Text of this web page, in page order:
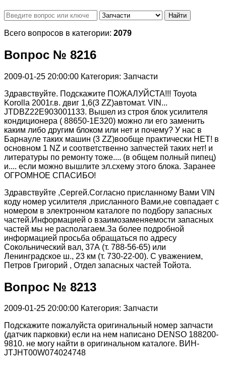
Найти
Всего вопросов в категории: 2079
Вопрос № 8216
2009-01-25 20:00:00 Категория: Запчасти
Здравствуйте. Подскажите ПОЖАЛУЙСТА!!! Toyota
Korolla 2001г.в. двиг 1,6(3 ZZ)автомат. VIN...
JTDBZ22E903001133. Вышел из строя блок усилителя
кондиционера ( 88650-1E320) можно ли его заменить
каким либо другим блоком или нет и почему? У нас в
Барнауле таких машин (3 ZZ)вообще практически НЕТ! в
основном 1 NZ и соответственно запчестей таких нет! и
литературы по ремонту тоже.... (в общем полный пипец)
и.... если можно вышлите эл.схему этого блока. Заранее
ОГРОМНОЕ СПАСИБО!
Здравствуйте ,Сергей.Согласно присланному Вами VIN
коду номер усилителя ,присланного Вами,не совпадает с
номером в электронном каталоге по подбору запасных
частей.Информацией о взаимозаменяемости запасных
частей мы не располагаем.За более подробной
информацией просьба обращаться по адресу
Сокольнический вал, 37А (т. 788-56-65) или
Ленинградское ш., 23 км (т. 730-22-00). С уважением,
Петров Григорий , Отдел запасных частей Тойота.
Вопрос № 8213
2009-01-25 20:00:00 Категория: Запчасти
Подскажите пожалуйста оригинальный номер запчасти
(датчик парковки) если на нем написано DENSO 188200-
9810. не могу найти в оригинальном каталоге. ВИН-
JTJHT00W074024748